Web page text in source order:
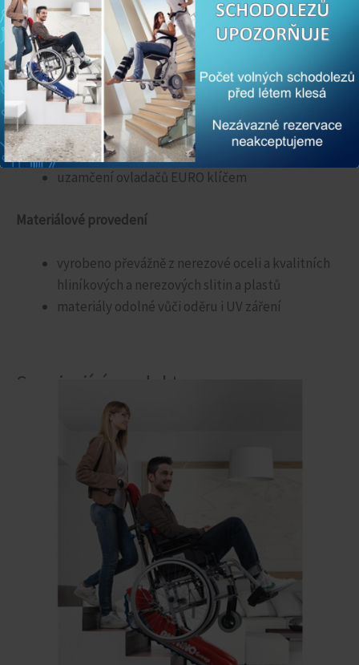
elektromechanický zámek v horní brance
tlačítko STOP na plošině
nouzové volání (akustické nebo radiové)
Doplňkové prvky
motorické otevírání branky
ovládání pro Android smartphony přes Bluetooth
výběr barvy dle vzorníků RAL
uzamčení ovladačů EURO klíčem
Materiálové provedení
vyrobeno převážně z nerezové oceli a kvalitních
hliníkových a nerezových slitin a plastů
materiály odolné vůči oděru i UV záření
Související produkty